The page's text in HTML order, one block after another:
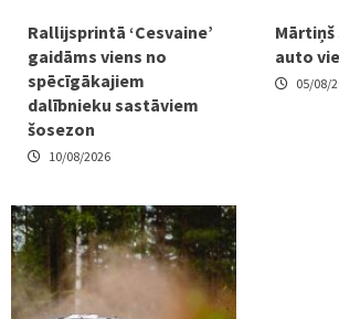
Rallijsprintā ‘Cesvaine’
gaidāms viens no
spēcīgākajiem
dalībnieku sastāviem
šosezon
10/08/2026
Mārtiņš
auto
05/08/